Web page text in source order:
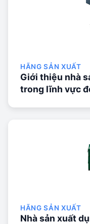
HÃNG SẢN XUẤT
Giới thiệu nhà
trong lĩnh vực
HÃNG SẢN XUẤT
Nhà sản xuất